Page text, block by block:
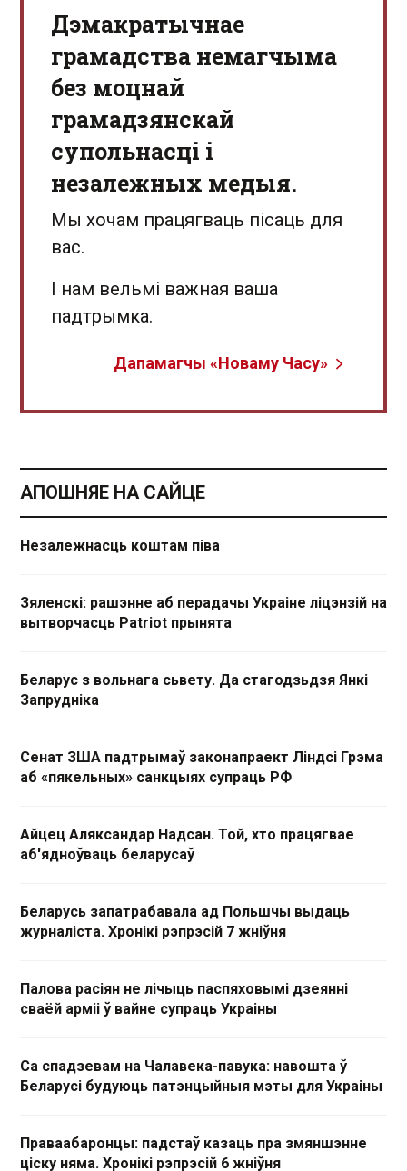
Дэмакратычнае
грамадства немагчыма
без моцнай
грамадзянскай
супольнасці і
незалежных медыя.
Мы хочам працягваць пісаць для
вас.
І нам вельмі важная ваша
падтрымка.
Дапамагчы «Новаму Часу»
АПОШНЯЕ НА САЙЦЕ
Незалежнасць коштам піва
Зяленскі: рашэнне аб перадачы Украіне ліцэнзій на
вытворчасць Patriot прынята
Беларус з вольнага сьвету. Да стагодзьдзя Янкі
Запрудніка
Сенат ЗША падтрымаў законапраект Ліндсі Грэма
аб «пякельных» санкцыях супраць РФ
Айцец Аляксандар Надсан. Той, хто працягвае
аб'ядноўваць беларусаў
Беларусь запатрабавала ад Польшчы выдаць
журналіста. Хронікі рэпрэсій 7 жніўня
Палова расіян не лічыць паспяховымі дзеянні
сваёй арміі ў вайне супраць Украіны
Са спадзевам на Чалавека-павука: навошта ў
Беларусі будуюць патэнцыйныя мэты для Украіны
Праваабаронцы: падстаў казаць пра змяншэнне
ціску няма. Хронікі рэпрэсій 6 жніўня